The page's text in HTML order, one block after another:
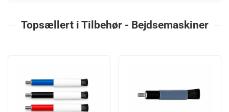
Topsællert i Tilbehør - Bejdsemaskiner